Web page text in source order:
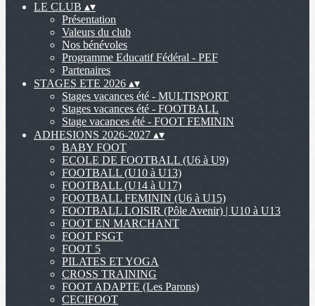
LE CLUB ▴▾
Présentation
Valeurs du club
Nos bénévoles
Programme Educatif Fédéral - PEF
Partenaires
STAGES ETE 2026 ▴▾
Stages vacances été - MULTISPORT
Stages vacances été - FOOTBALL
Stage vacances été - FOOT FEMININ
ADHESIONS 2026-2027 ▴▾
BABY FOOT
ECOLE DE FOOTBALL (U6 à U9)
FOOTBALL (U10 à U13)
FOOTBALL (U14 à U17)
FOOTBALL FEMININ (U6 à U15)
FOOTBALL LOISIR (Pôle Avenir) | U10 à U13
FOOT EN MARCHANT
FOOT FSGT
FOOT 5
PILATES ET YOGA
CROSS TRAINING
FOOT ADAPTE (Les Parons)
CECIFOOT